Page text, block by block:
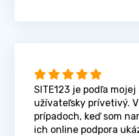
SITE123 je podľa
užívateľsky prívetivý.
prípadoch, keď som
ich online podpora